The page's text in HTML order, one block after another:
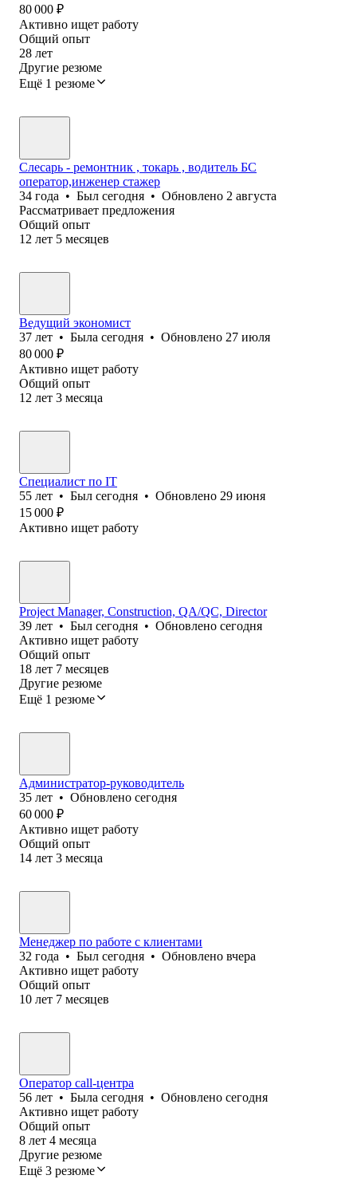
80 000 ₽
Активно ищет работу
Общий опыт
28 лет
Другие резюме
Ещё 1 резюме
Слесарь - ремонтник , токарь , водитель БС
оператор,инженер стажер
34 года • Был сегодня • Обновлено 2 августа
Рассматривает предложения
Общий опыт
12 лет 5 месяцев
Ведущий экономист
37 лет • Была сегодня • Обновлено 27 июля
80 000 ₽
Активно ищет работу
Общий опыт
12 лет 3 месяца
Специалист по IT
55 лет • Был сегодня • Обновлено 29 июня
15 000 ₽
Активно ищет работу
Project Manager, Construction, QA/QC, Director
39 лет • Был сегодня • Обновлено сегодня
Активно ищет работу
Общий опыт
18 лет 7 месяцев
Другие резюме
Ещё 1 резюме
Администратор-руководитель
35 лет • Обновлено сегодня
60 000 ₽
Активно ищет работу
Общий опыт
14 лет 3 месяца
Менеджер по работе с клиентами
32 года • Был сегодня • Обновлено вчера
Активно ищет работу
Общий опыт
10 лет 7 месяцев
Оператор call-центра
56 лет • Была сегодня • Обновлено сегодня
Активно ищет работу
Общий опыт
8 лет 4 месяца
Другие резюме
Ещё 3 резюме